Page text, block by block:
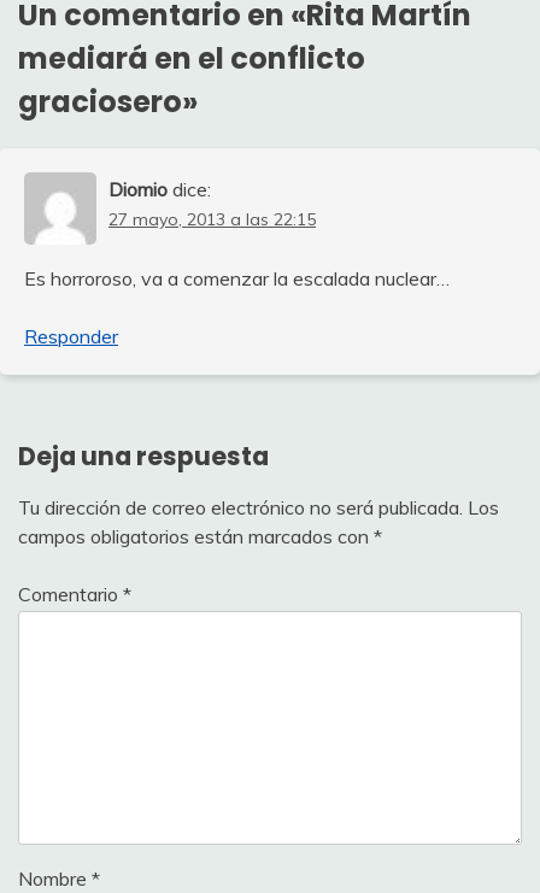
Un comentario en «Rita Martín
mediará en el conflicto
graciosero»
Diomio dice:
27 mayo, 2013 a las 22:15
Es horroroso, va a comenzar la escalada nuclear…
Responder
Deja una respuesta
Tu dirección de correo electrónico no será publicada. Los
campos obligatorios están marcados con *
Comentario *
Nombre *